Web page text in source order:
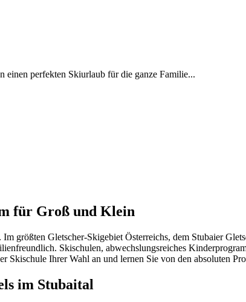
einen perfekten Skiurlaub für die ganze Familie...
für Groß und Klein
größten Gletscher-Skigebiet Österreichs, dem Stubaier
Skischulen, abwechslungsreiches
Ihrer Wahl an und lernen Sie von den absoluten
im Stubaital